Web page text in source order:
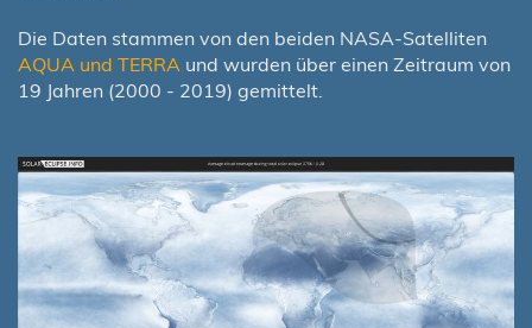
Die Daten stammen von den beiden NASA-Satelliten
AQUA und TERRA und wurden über einen Zeitraum von
19 Jahren (2000 - 2019) gemittelt.